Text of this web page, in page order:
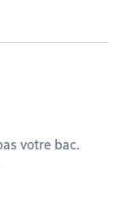
votre bac.